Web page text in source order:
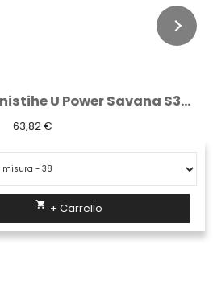
U Power Savana S3...
63,82 €
 + Carrello